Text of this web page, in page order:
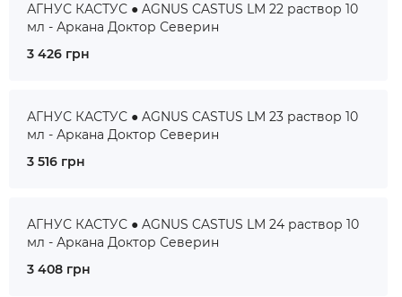
АГНУС КАСТУС ● AGNUS CASTUS LM 22 раствор 10
мл - Аркана Доктор Северин
3 426 грн
АГНУС КАСТУС ● AGNUS CASTUS LM 23 раствор 10
мл - Аркана Доктор Северин
3 516 грн
АГНУС КАСТУС ● AGNUS CASTUS LM 24 раствор 10
мл - Аркана Доктор Северин
3 408 грн